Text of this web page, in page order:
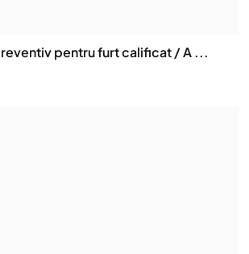
pentru furt calificat / A ...